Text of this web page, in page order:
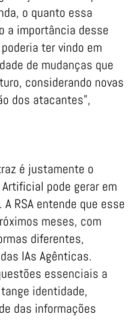
o quanto essa
a importância desse
ter vindo em
de mudanças que
considerando novas
dos atacantes”,
é justamente o
pode gerar em
RSA entende que esse
meses, com
diferentes,
IAs Agênticas.
essenciais a
identidade,
das informações